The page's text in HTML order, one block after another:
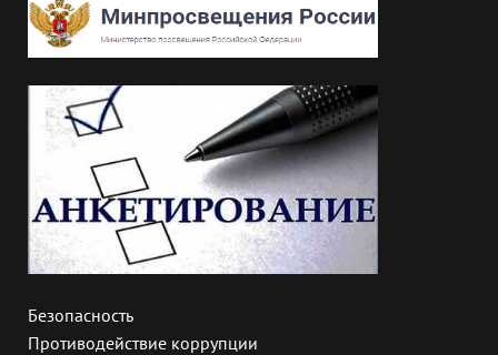
Безопасность
Противодействие коррупции